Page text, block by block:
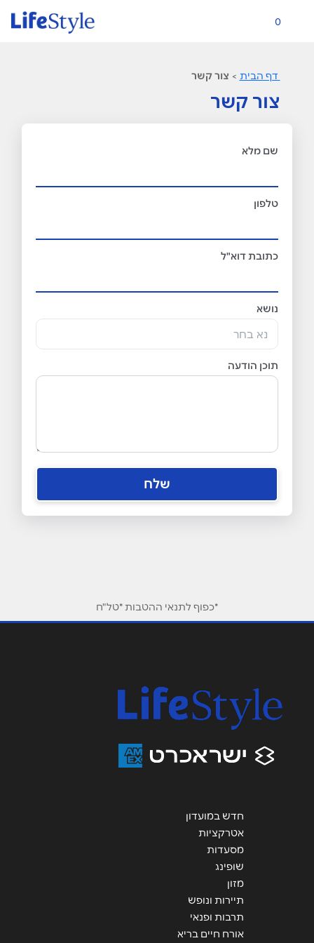
0
דף הבית > צור קשר
צור קשר
שם מלא
טלפון
כתובת דוא"ל
נושא
נא בחר
תוכן הודעה
שלח
*כפוף לתנאי ההטבות *טל"ח
חדש במועדון
אטרקציות
מסעדות
שופינג
מזון
תיירות ונופש
תרבות ופנאי
אורח חיים בריא